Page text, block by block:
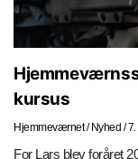
kursus
Hjemmeværnet / Nyhed /
For Lars blev foråret